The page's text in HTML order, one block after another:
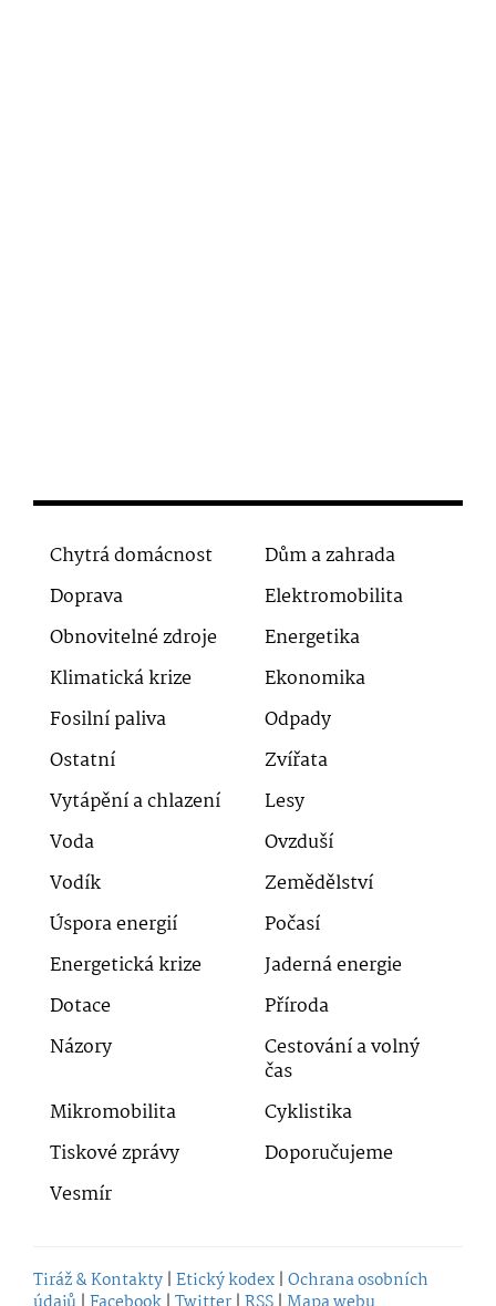
Chytrá domácnost
Dům a zahrada
Doprava
Elektromobilita
Obnovitelné zdroje
Energetika
Klimatická krize
Ekonomika
Fosilní paliva
Odpady
Ostatní
Zvířata
Vytápění a chlazení
Lesy
Voda
Ovzduší
Vodík
Zemědělství
Úspora energií
Počasí
Energetická krize
Jaderná energie
Dotace
Příroda
Názory
Cestování a volný
čas
Mikromobilita
Cyklistika
Tiskové zprávy
Doporučujeme
Vesmír
Tiráž & Kontakty | Etický kodex | Ochrana osobních